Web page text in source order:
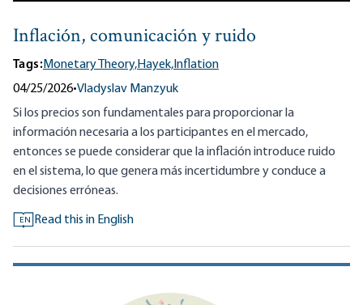
Inflación, comunicación y ruido
Tags:Monetary Theory,Hayek,Inflation
04/25/2026•Vladyslav Manzyuk
Si los precios son fundamentales para proporcionar la
información necesaria a los participantes en el mercado,
entonces se puede considerar que la inflación introduce ruido
en el sistema, lo que genera más incertidumbre y conduce a
decisiones erróneas.
EN Read this in English